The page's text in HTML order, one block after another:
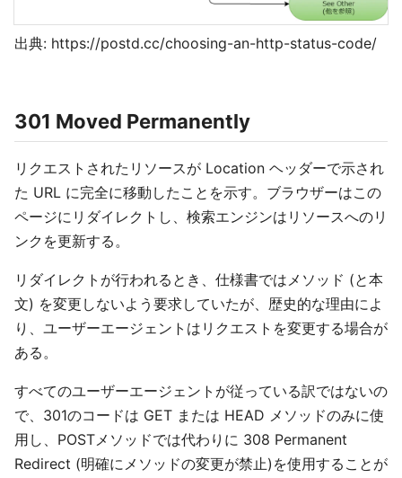
出典: https://postd.cc/choosing-an-http-status-code/
301 Moved Permanently
リクエストされたリソースが Location ヘッダーで示され
た URL に完全に移動したことを示す。ブラウザーはこの
ページにリダイレクトし、検索エンジンはリソースへのリ
ンクを更新する。
リダイレクトが行われるとき、仕様書ではメソッド (と本
文) を変更しないよう要求していたが、歴史的な理由によ
り、ユーザーエージェントはリクエストを変更する場合が
ある。
すべてのユーザーエージェントが従っている訳ではないの
で、301のコードは GET または HEAD メソッドのみに使
用し、POSTメソッドでは代わりに 308 Permanent
Redirect (明確にメソッドの変更が禁止)を使用することが